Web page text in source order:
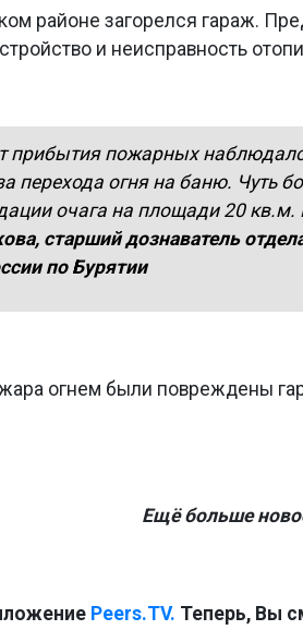
районе загорелся гараж.
и неисправность
прибытия пожарных
перехода огня на баню. Чуть
очага на площади 20 кв.м.
старший дознаватель
по Бурятии
огнем были повреждены
Ещё больше
Peers.TV. Теперь, Вы